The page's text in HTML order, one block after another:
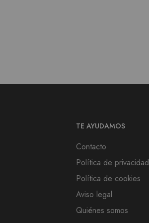
TE AYUDAMOS
Contacto
Política de privacidad
Política de cookies
Aviso legal
Quiénes somos